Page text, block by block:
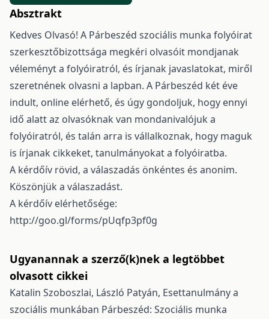
Absztrakt
Kedves Olvasó! A Párbeszéd szociális munka folyóirat
szerkesztőbizottsága megkéri olvasóit mondjanak
véleményt a folyóiratról, és írjanak javaslatokat, miről
szeretnének olvasni a lapban. A Párbeszéd két éve
indult, online elérhető, és úgy gondoljuk, hogy ennyi
idő alatt az olvasóknak van mondanivalójuk a
folyóiratról, és talán arra is vállalkoznak, hogy maguk
is írjanak cikkeket, tanulmányokat a folyóiratba.
A kérdőív rövid, a válaszadás önkéntes és anonim.
Köszönjük a válaszadást.
A kérdőív elérhetősége:
http://goo.gl/forms/pUqfp3pf0g
Ugyanannak a szerző(k)nek a legtöbbet
olvasott cikkei
Katalin Szoboszlai, László Patyán, Esettanulmány a
szociális munkában Párbeszéd: Szociális munka